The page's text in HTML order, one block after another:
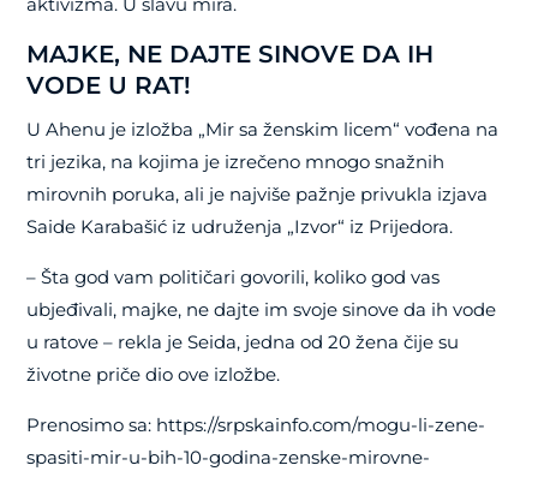
MAJKE, NE DAJTE SINOVE DA IH
VODE U RAT!
U Ahenu je izložba „Mir sa ženskim licem“ vođena na
tri jezika, na kojima je izrečeno mnogo snažnih
mirovnih poruka, ali je najviše pažnje privukla izjava
Saide Karabašić iz udruženja „Izvor“ iz Prijedora.
– Šta god vam političari govorili, koliko god vas
ubjeđivali, majke, ne dajte im svoje sinove da ih vode
u ratove – rekla je Seida, jedna od 20 žena čije su
životne priče dio ove izložbe.
Prenosimo sa: https://srpskainfo.com/mogu-li-zene-
spasiti-mir-u-bih-10-godina-zenske-mirovne-